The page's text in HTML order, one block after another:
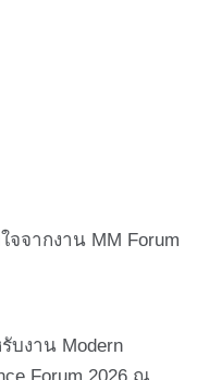
จากงาน MM Forum
บงาน Modern